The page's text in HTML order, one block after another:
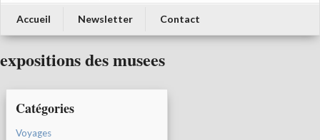
Accueil Newsletter Contact
expositions des musees
Catégories
Voyages